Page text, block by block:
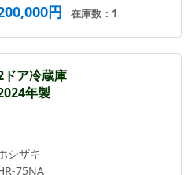
円 在庫数：1
ドア冷蔵庫
年製
シザキ
75NA